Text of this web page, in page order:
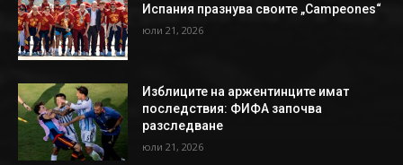
Испания празнува своите „Campeones“
юли 21, 2026
Изблиците на аржентинците имат
последствия: ФИФА започва
разследване
юли 21, 2026